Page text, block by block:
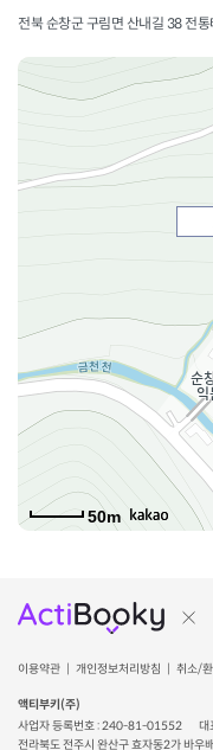
전북 순창군 구림면 산내길 38 전
50m
이용약관 개인정보처리방침 취소/
액티부키(주)
사업자 등록번호 : 240-81-01552
대
전라북도 전주시 완산구 효자동2가 바